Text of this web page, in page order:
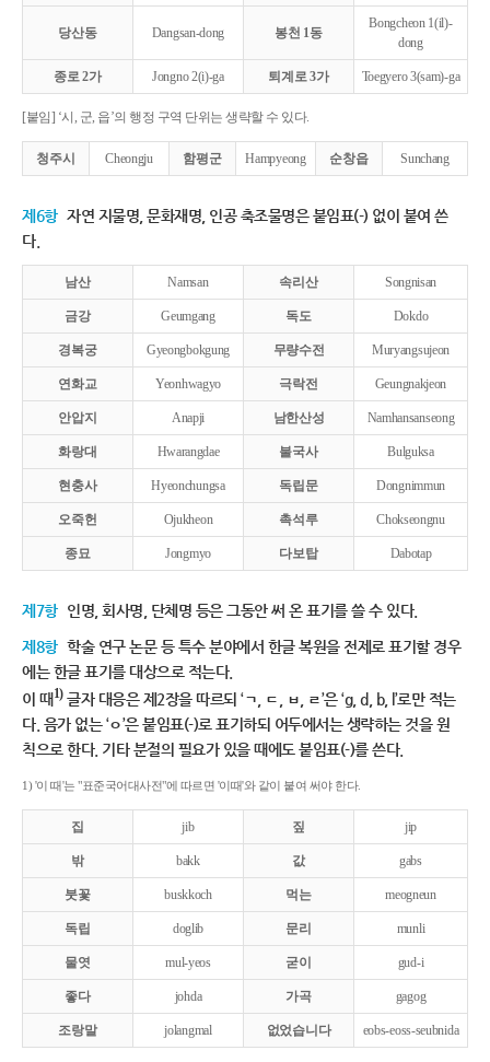
당산동 Dangsan-dong 봉천 1동
Bongcheon 1(il)-
dong
종로 2가 Jongno 2(i)-ga 퇴계로 3가 Toegyero 3(sam)-ga
[붙임] ‘시, 군, 읍’의 행정 구역 단위는 생략할 수 있다.
청주시 Cheongju 함평군 Hampyeong 순창읍 Sunchang
제6항 자연 지물명, 문화재명, 인공 축조물명은 붙임표(-) 없이 붙여 쓴
다.
남산 Namsan 속리산 Songnisan
금강 Geumgang 독도 Dokdo
경복궁 Gyeongbokgung 무량수전 Muryangsujeon
연화교 Yeonhwagyo 극락전 Geungnakjeon
안압지 Anapji 남한산성 Namhansanseong
화랑대 Hwarangdae 불국사 Bulguksa
현충사 Hyeonchungsa 독립문 Dongnimmun
오죽헌 Ojukheon 촉석루 Chokseongnu
종묘 Jongmyo 다보탑 Dabotap
제7항 인명, 회사명, 단체명 등은 그동안 써 온 표기를 쓸 수 있다.
제8항 학술 연구 논문 등 특수 분야에서 한글 복원을 전제로 표기할 경우
에는 한글 표기를 대상으로 적는다.
이 때1)글자 대응은 제2장을 따르되 ‘ㄱ, ㄷ, ㅂ, ㄹ’은 ‘g, d, b, l’로만 적는
다. 음가 없는 ‘ㅇ’은 붙임표(-)로 표기하되 어두에서는 생략하는 것을 원
칙으로 한다. 기타 분절의 필요가 있을 때에도 붙임표(-)를 쓴다.
1) '이 때'는 "표준국어대사전"에 따르면 '이때'와 같이 붙여 써야 한다.
집 jib 짚 jip
밖 bakk 값 gabs
붓꽃 buskkoch 먹는 meogneun
독립 doglib 문리 munli
물엿 mul-yeos 굳이 gud-i
좋다 johda 가곡 gagog
조랑말 jolangmal 없었습니다 eobs-eoss-seubnida